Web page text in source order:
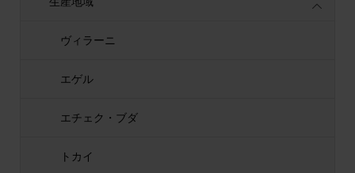
ヴィラーニ
エゲル
エチェク・ブダ
トカイ